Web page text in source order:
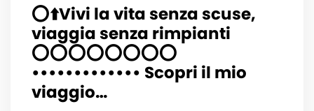
⭕️⬆️Vivi la vita senza scuse,
viaggia senza rimpianti
⭕️⭕️⭕️⭕️⭕️⭕️⭕️⭕️
••••••••••••• ‍️Scopri il mio
viaggio…